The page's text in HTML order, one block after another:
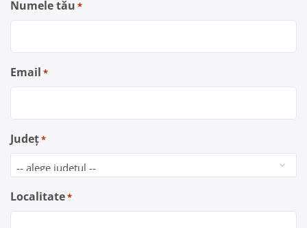
Numele tău *
Email *
Județ*
Localitate*